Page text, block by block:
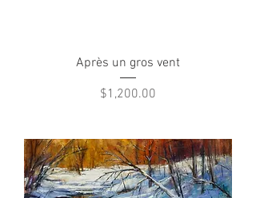
Après un gros vent
Price
$1,200.00